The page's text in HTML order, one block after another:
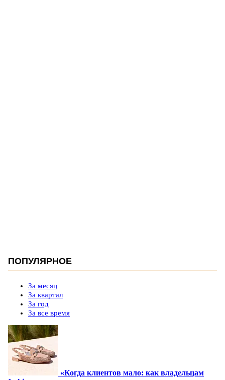
ПОПУЛЯРНОЕ
За месяц
За квартал
За год
За все время
«Когда клиентов мало: как владельцам